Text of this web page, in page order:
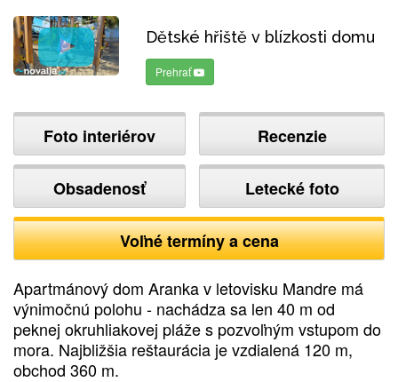
Dětské hřiště v blízkosti domu
Prehrať
Foto interiérov
Obsadenosť
Recenzie
Letecké foto
Voľné termíny a cena
Apartmánový dom Aranka v letovisku Mandre má
výnimočnú polohu - nachádza sa len 40 m od
peknej okruhliakovej pláže s pozvoľným vstupom do
mora. Najbližšia reštaurácia je vzdialená 120 m,
obchod 360 m.